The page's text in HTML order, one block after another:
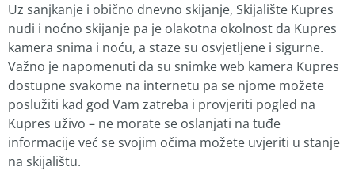
Uz sanjkanje i obično dnevno skijanje, Skijalište Kupres
nudi i noćno skijanje pa je olakotna okolnost da Kupres
kamera snima i noću, a staze su osvjetljene i sigurne.
Važno je napomenuti da su snimke web kamera Kupres
dostupne svakome na internetu pa se njome možete
poslužiti kad god Vam zatreba i provjeriti pogled na
Kupres uživo – ne morate se oslanjati na tuđe
informacije već se svojim očima možete uvjeriti u stanje
na skijalištu.